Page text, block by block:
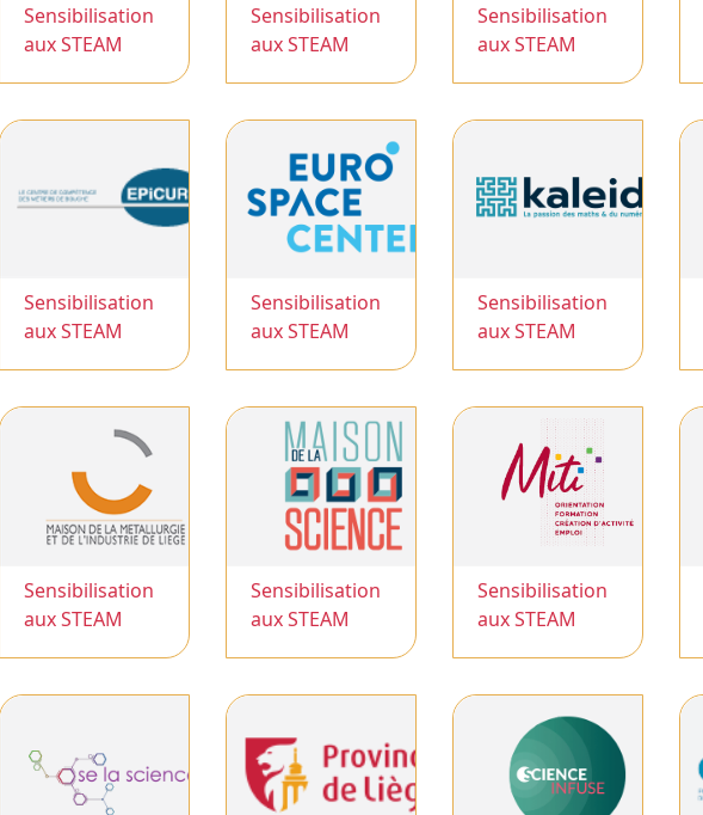
Sensibilisation
aux STEAM
Sensibilisation
aux STEAM
Sensibilisation
aux STEAM
Sensibilisation
aux STEAM
Sensibilisation
aux STEAM
Sensibilisation
aux STEAM
Sensibilisation
aux STEAM
Sensibilisation
aux STEAM
Sensibilisation
aux STEAM